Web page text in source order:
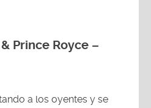
Prince Royce –
a los oyentes y se